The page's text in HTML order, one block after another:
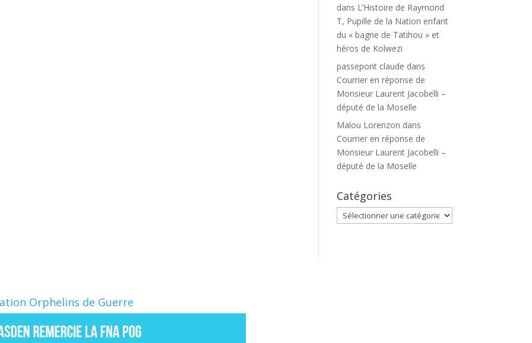
dans L’Histoire de Raymond
T, Pupille de la Nation enfant
du « bagne de Tatihou » et
héros de Kolwezi
passepont claude dans
Courrier en réponse de
Monsieur Laurent Jacobelli –
député de la Moselle
Malou Lorenzon dans
Courrier en réponse de
Monsieur Laurent Jacobelli –
député de la Moselle
Catégories
Catégories
Orphelins de Guerre